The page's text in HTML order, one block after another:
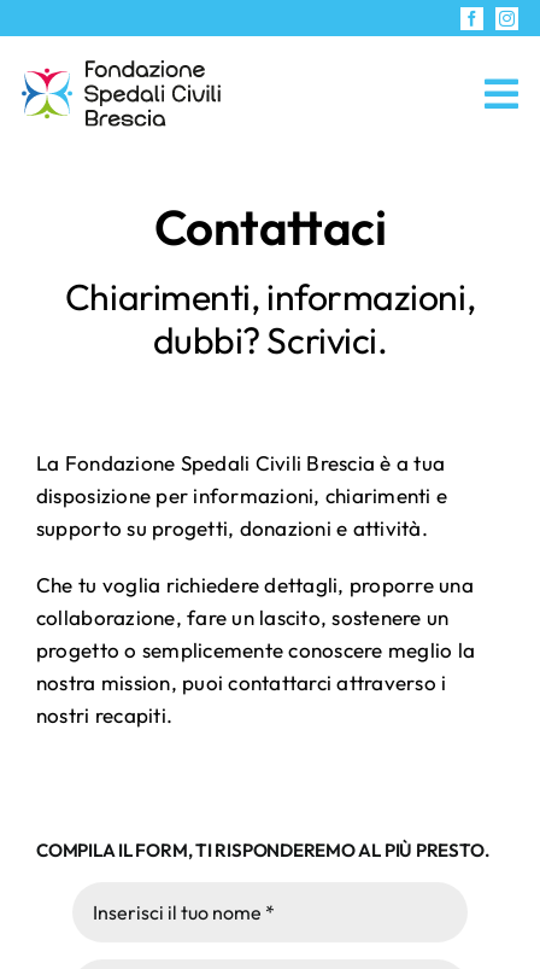
content
Contattaci
Chiarimenti, informazioni,
dubbi? Scrivici.
La Fondazione Spedali Civili Brescia è a tua
disposizione per informazioni, chiarimenti e
supporto su progetti, donazioni e attività.
Che tu voglia richiedere dettagli, proporre una
collaborazione, fare un lascito, sostenere un
progetto o semplicemente conoscere meglio la
nostra mission, puoi contattarci attraverso i
nostri recapiti.
COMPILA IL FORM, TI RISPONDEREMO AL PIÙ PRESTO.